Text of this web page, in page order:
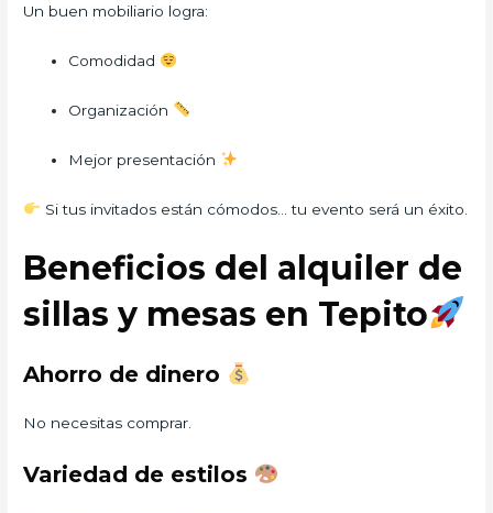
Un buen mobiliario logra:
Comodidad
Organización
Mejor presentación
Si tus invitados están cómodos… tu evento será un éxito.
Beneficios del alquiler de
sillas y mesas en Tepito
Ahorro de dinero
No necesitas comprar.
Variedad de estilos